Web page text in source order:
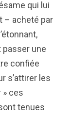
qui lui
– acheté par
une
confiée
s’attirer les
» ces
tenues